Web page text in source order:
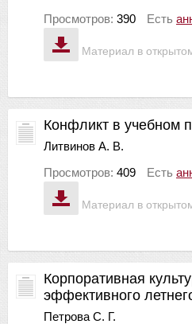
Материал в
Просмотров: 390 Есть
Материал в
Конфликт в учебном
Литвинов А. В.
Просмотров: 409 Есть
Корпоративная
эффективного
Петрова С. Г.